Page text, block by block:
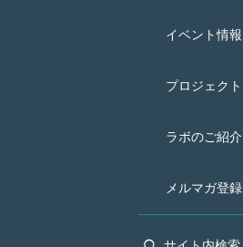
イベント情報
プロジェクト
ラボのご紹介
メルマガ登録